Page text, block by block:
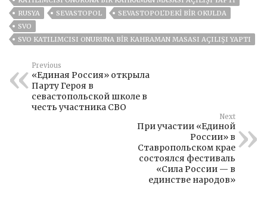
RUSYA
SEVASTOPOL
SEVASTOPOL'DEKI BIR OKULDA
SVO
SVO KATILIMCISI ONURUNA BIR KAHRAMAN MASASI AÇILIŞI YAPTI
Previous
«Единая Россия» открыла
Парту Героя в
севастопольской школе в
честь участника СВО
Next
При участии «Единой
России» в
Ставропольском крае
состоялся фестиваль
«Сила России — в
единстве народов»